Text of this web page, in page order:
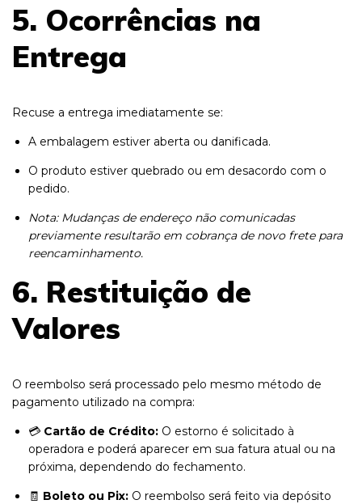
5. Ocorrências na
Entrega
Recuse a entrega imediatamente se:
A embalagem estiver aberta ou danificada.
O produto estiver quebrado ou em desacordo com o
pedido.
Nota: Mudanças de endereço não comunicadas
previamente resultarão em cobrança de novo frete para
reencaminhamento.
6. Restituição de
Valores
O reembolso será processado pelo mesmo método de
pagamento utilizado na compra:
💳 Cartão de Crédito: O estorno é solicitado à
operadora e poderá aparecer em sua fatura atual ou na
próxima, dependendo do fechamento.
🧾 Boleto ou Pix: O reembolso será feito via depósito